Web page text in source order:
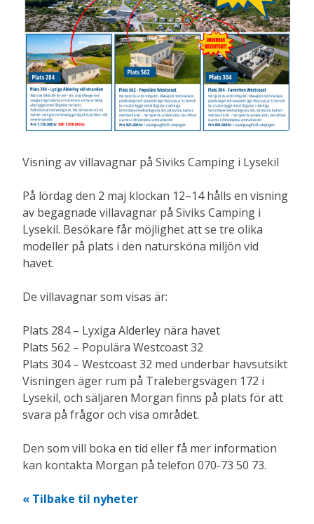
Visning av villavagnar på Siviks Camping i Lysekil
På lördag den 2 maj klockan 12–14 hålls en visning
av begagnade villavagnar på Siviks Camping i
Lysekil. Besökare får möjlighet att se tre olika
modeller på plats i den natursköna miljön vid
havet.
De villavagnar som visas är:
Plats 284 – Lyxiga Alderley nära havet
Plats 562 – Populära Westcoast 32
Plats 304 – Westcoast 32 med underbar havsutsikt
Visningen äger rum på Trälebergsvägen 172 i
Lysekil, och säljaren Morgan finns på plats för att
svara på frågor och visa området.
Den som vill boka en tid eller få mer information
kan kontakta Morgan på telefon 070-73 50 73.
Tilbake til nyheter